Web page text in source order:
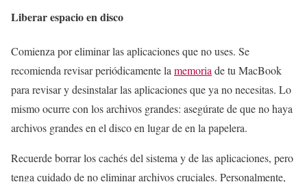
Liberar espacio en disco
Comienza por eliminar las aplicaciones que no uses. Se
recomienda revisar periódicamente la memoria de tu MacBook
para revisar y desinstalar las aplicaciones que ya no necesitas. Lo
mismo ocurre con los archivos grandes: asegúrate de que no haya
archivos grandes en el disco en lugar de en la papelera.
Recuerde borrar los cachés del sistema y de las aplicaciones, pero
tenga cuidado de no eliminar archivos cruciales. Personalmente,